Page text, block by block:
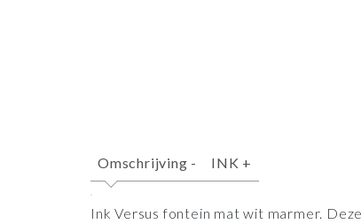
Omschrijving - INK +
Ink Versus fontein mat wit marmer.